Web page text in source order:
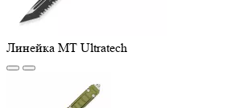
Линейка MT Ultratech